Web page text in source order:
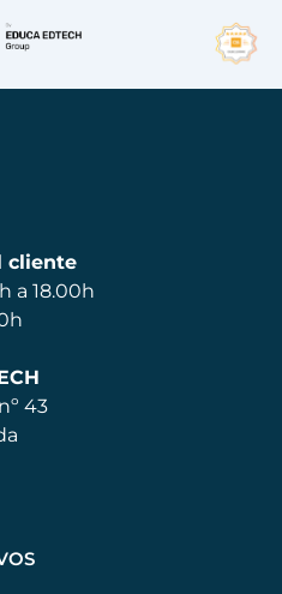
cliente
a 18.00h
43